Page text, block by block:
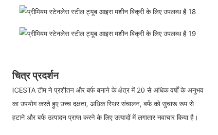
चित्र प्रदर्शन
ICESTA टीम ने प्रशीतन और बर्फ बनाने के क्षेत्र में 20 से अधिक वर्षों के अनुभव
का उपयोग करते हुए उच्च दक्षता, अधिक स्थिर संचालन, बर्फ को सुचारू रूप से
हटाने और बर्फ उत्पादन प्राप्त करने के लिए उत्पादों में लगातार नवाचार किया है।